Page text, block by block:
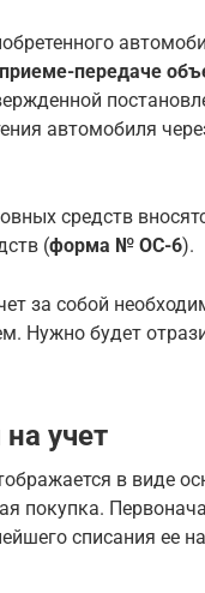
передаче
автомобиля
средств
(форма № ОС-6).
за собой
Нужно будет
учет
в виде
покупка.
списания ее